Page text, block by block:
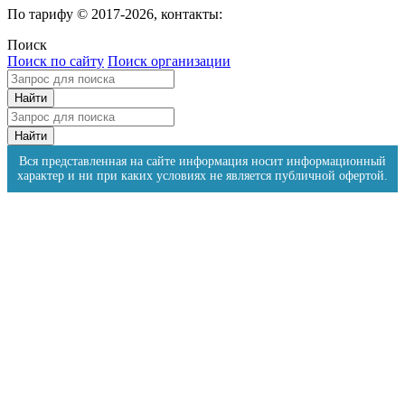
По тарифу © 2017-2026, контакты:
Поиск
Поиск по сайту Поиск организации
Вся представленная на сайте информация носит информационный
характер и ни при каких условиях не является публичной офертой.